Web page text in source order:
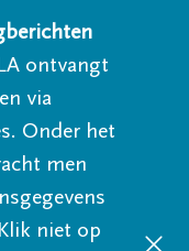
ontvangt
via
Onder het
men
niet op